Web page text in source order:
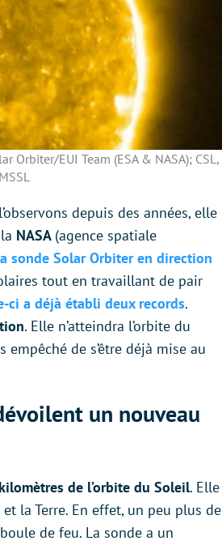
Orbiter/EUI Team (ESA & NASA); CSL,
depuis des années, elle
NASA (agence spatiale
sonde Solar Orbiter en direction
tout en travaillant de pair
ci a déjà établi deux records.
. Elle n’atteindra l’orbite du
de s’être déjà mise au
un nouveau
de l’orbite du Soleil. Elle
la Terre. En effet, un peu plus de
de feu. La sonde a un